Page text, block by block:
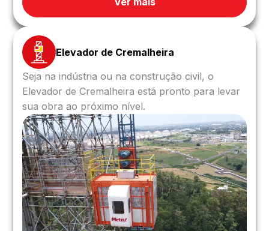
Elevador de Cremalheira
Seja na indústria ou na construção civil, o
Elevador de Cremalheira está pronto para levar
sua obra ao próximo nível.